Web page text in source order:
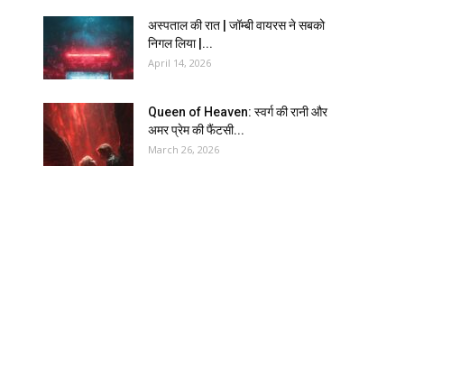
अस्पताल की रात | जॉम्बी वायरस ने सबको
निगल लिया |...
April 14, 2026
Queen of Heaven: स्वर्ग की रानी और
अमर प्रेम की फैंटसी...
March 26, 2026